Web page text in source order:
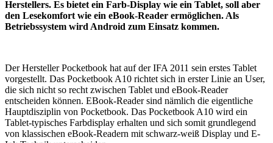
Herstellers. Es bietet ein Farb-Display wie ein Tablet, soll aber
den Lesekomfort wie ein eBook-Reader ermöglichen. Als
Betriebssystem wird Android zum Einsatz kommen.
Der Hersteller Pocketbook hat auf der IFA 2011 sein erstes Tablet
vorgestellt. Das Pocketbook A10 richtet sich in erster Linie an User,
die sich nicht so recht zwischen Tablet und eBook-Reader
entscheiden können. EBook-Reader sind nämlich die eigentliche
Hauptdisziplin von Pocketbook. Das Pocketbook A10 wird ein
Tablet-typisches Farbdisplay erhalten und sich somit grundlegend
von klassischen eBook-Readern mit schwarz-weiß Display und E-